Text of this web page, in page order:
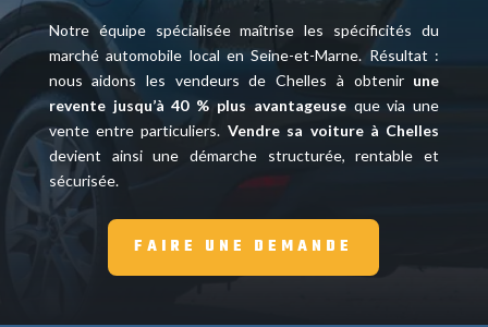
Notre équipe spécialisée maîtrise les spécificités du
marché automobile local en Seine-et-Marne. Résultat :
nous aidons les vendeurs de Chelles à obtenir une
revente jusqu’à 40 % plus avantageuseque via une
vente entre particuliers. Vendre sa voiture à Chelles
devient ainsi une démarche structurée, rentable et
sécurisée.
FAIRE UNE DEMANDE